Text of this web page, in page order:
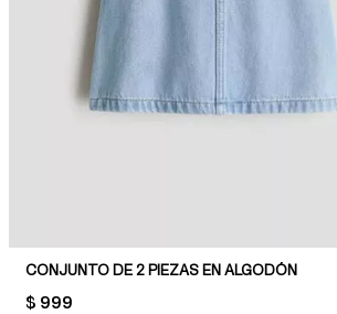
CONJUNTO DE 2 PIEZAS EN ALGODÓN
PRICE:
$ 999